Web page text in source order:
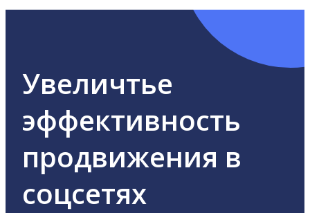
Увеличтье
эффективность
продвижения в
соцсетях